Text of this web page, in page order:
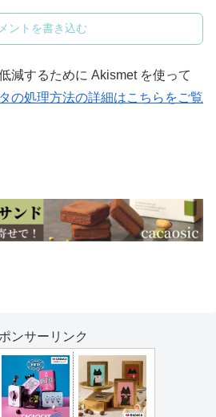
ントを書き込む
減するために Akismet を使って
の処理方法の詳細はこちらをご覧
ンサーリンク